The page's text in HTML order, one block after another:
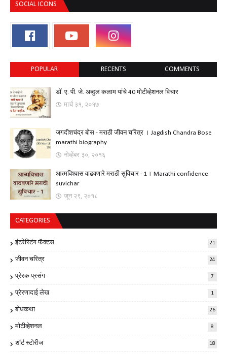
SOCIAL ICONS
POPULAR RECENTS COMMENTS
डॉ. ए. पी. जे. अब्दुल कलाम यांचे 40 मोटीव्हेशनल विचार
मार्च ३१, २०१७
जगदीशचंद्र बोस - मराठी जीवन चरित्र । Jagdish Chandra Bose
marathi biography
नोव्हेंबर ३०, २०१६
आत्मविश्वास वाढवणारे मराठी सुविचार - 1। Marathi confidence
suvichar
जून २९, २०१८
CATEGORIES
इंटरेस्टिंग फॅक्टस 21
जीवन चरित्र 24
प्रेरक प्रसंग 7
प्रेरणादाई लेख 1
बोधकथा 26
मोटीव्हेशनल 8
शॉर्ट स्टोरीज 18